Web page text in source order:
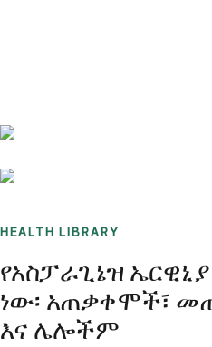
HEALTH LIBRARY
የአስፓራጊኔዝ
ነው፡ አጠቃቀሞች፣
እና ሌሎችም